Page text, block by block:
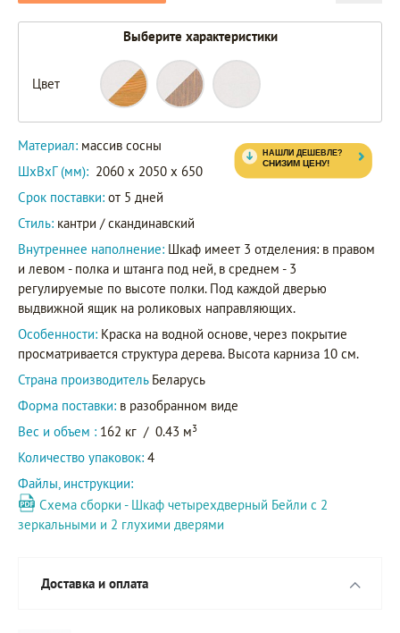
Выберите характеристики
Цвет
82244
88244
87244
Материал: массив сосны
ШxВxГ (мм): 2060 x 2050 x 650
Срок поставки: от 5 дней
Стиль: кантри / скандинавский
Внутреннее наполнение: Шкаф имеет 3 отделения: в правом
и левом - полка и штанга под ней, в среднем - 3
регулируемые по высоте полки. Под каждой дверью
выдвижной ящик на роликовых направляющих.
Особенности: Краска на водной основе, через покрытие
просматривается структура дерева. Высота карниза 10 см.
Страна производитель Беларусь
Форма поставки: в разобранном виде
Вес и объем : 162 кг / 0.43 м3
Количество упаковок: 4
Файлы, инструкции:
Схема сборки - Шкаф четырехдверный Бейли с 2
зеркальными и 2 глухими дверями
Доставка и оплата